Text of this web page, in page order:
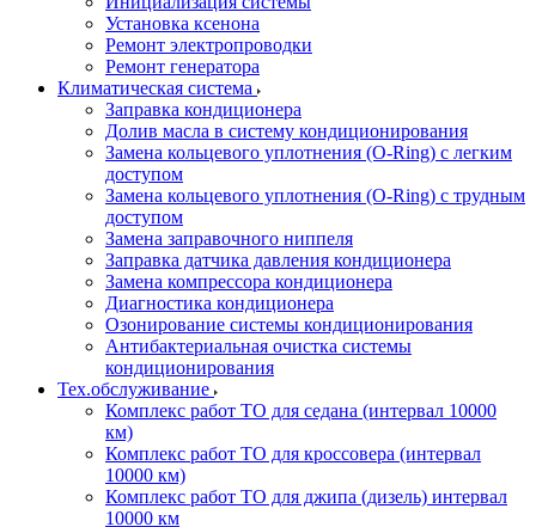
Установка ксенона
Ремонт электропроводки
Ремонт генератора
Климатическая система
Заправка кондиционера
Долив масла в систему кондиционирования
Замена кольцевого уплотнения (O-Ring) с легким
доступом
Замена кольцевого уплотнения (O-Ring) с трудным
доступом
Замена заправочного ниппеля
Заправка датчика давления кондиционера
Замена компрессора кондиционера
Диагностика кондиционера
Озонирование системы кондиционирования
Антибактериальная очистка системы
кондиционирования
Тех.обслуживание
Комплекс работ ТО для седана (интервал 10000
км)
Комплекс работ ТО для кроссовера (интервал
10000 км)
Комплекс работ ТО для джипа (дизель) интервал
10000 км